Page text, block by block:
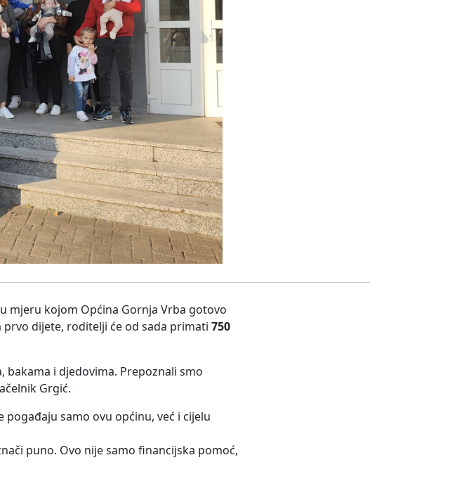
mjeru kojom Općina Gornja Vrba gotovo
dijete, roditelji će od sada primati 750
bakama i djedovima. Prepoznali smo
Grgić.
samo ovu općinu, već i cijelu
puno. Ovo nije samo financijska pomoć,